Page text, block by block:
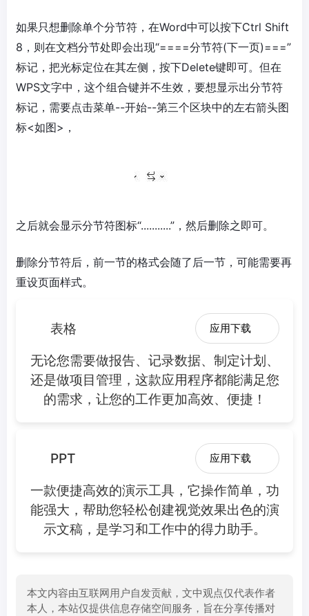
如果只想删除单个分节符，在Word中可以按下Ctrl Shift
8，则在文档分节处即会出现“====分节符(下一页)===”
标记，把光标定位在其左侧，按下Delete键即可。但在
WPS文字中，这个组合键并不生效，要想显示出分节符
标记，需要点击菜单--开始--第三个区块中的左右箭头图
标<如图>，
之后就会显示分节符图标“...........”，然后删除之即可。
删除分节符后，前一节的格式会随了后一节，可能需要再
重设页面样式。
表格 应用下载
无论您需要做报告、记录数据、制定计划、
还是做项目管理，这款应用程序都能满足您
的需求，让您的工作更加高效、便捷！
PPT 应用下载
一款便捷高效的演示工具，它操作简单，功
能强大，帮助您轻松创建视觉效果出色的演
示文稿，是学习和工作中的得力助手。
本文内容由互联网用户自发贡献，文中观点仅代表作者
本人，本站仅提供信息存储空间服务，旨在分享传播对